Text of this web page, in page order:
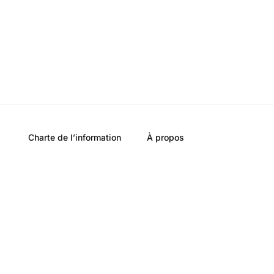
Charte de l’information À propos